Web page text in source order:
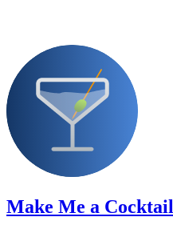
Make Me a Cocktail